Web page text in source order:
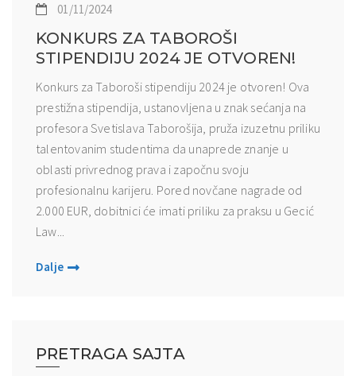
01/11/2024
KONKURS ZA TABOROŠI
STIPENDIJU 2024 JE OTVOREN!
Konkurs za Taboroši stipendiju 2024 je otvoren! Ova
prestižna stipendija, ustanovljena u znak sećanja na
profesora Svetislava Taborošija, pruža izuzetnu priliku
talentovanim studentima da unaprede znanje u
oblasti privrednog prava i započnu svoju
profesionalnu karijeru. Pored novčane nagrade od
2.000 EUR, dobitnici će imati priliku za praksu u Gecić
Law...
Dalje
PRETRAGA SAJTA